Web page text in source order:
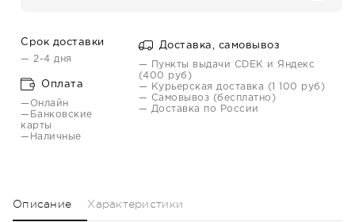
Срок доставки
— 2-4 дня
Оплата
—Онлайн
—Банковские
карты
—Наличные
Доставка, самовывоз
— Пункты выдачи CDEK и Яндекс
(400 руб)
— Курьерская доставка (1 100 руб)
— Самовывоз (бесплатно)
— Доставка по России
Описание Характеристики